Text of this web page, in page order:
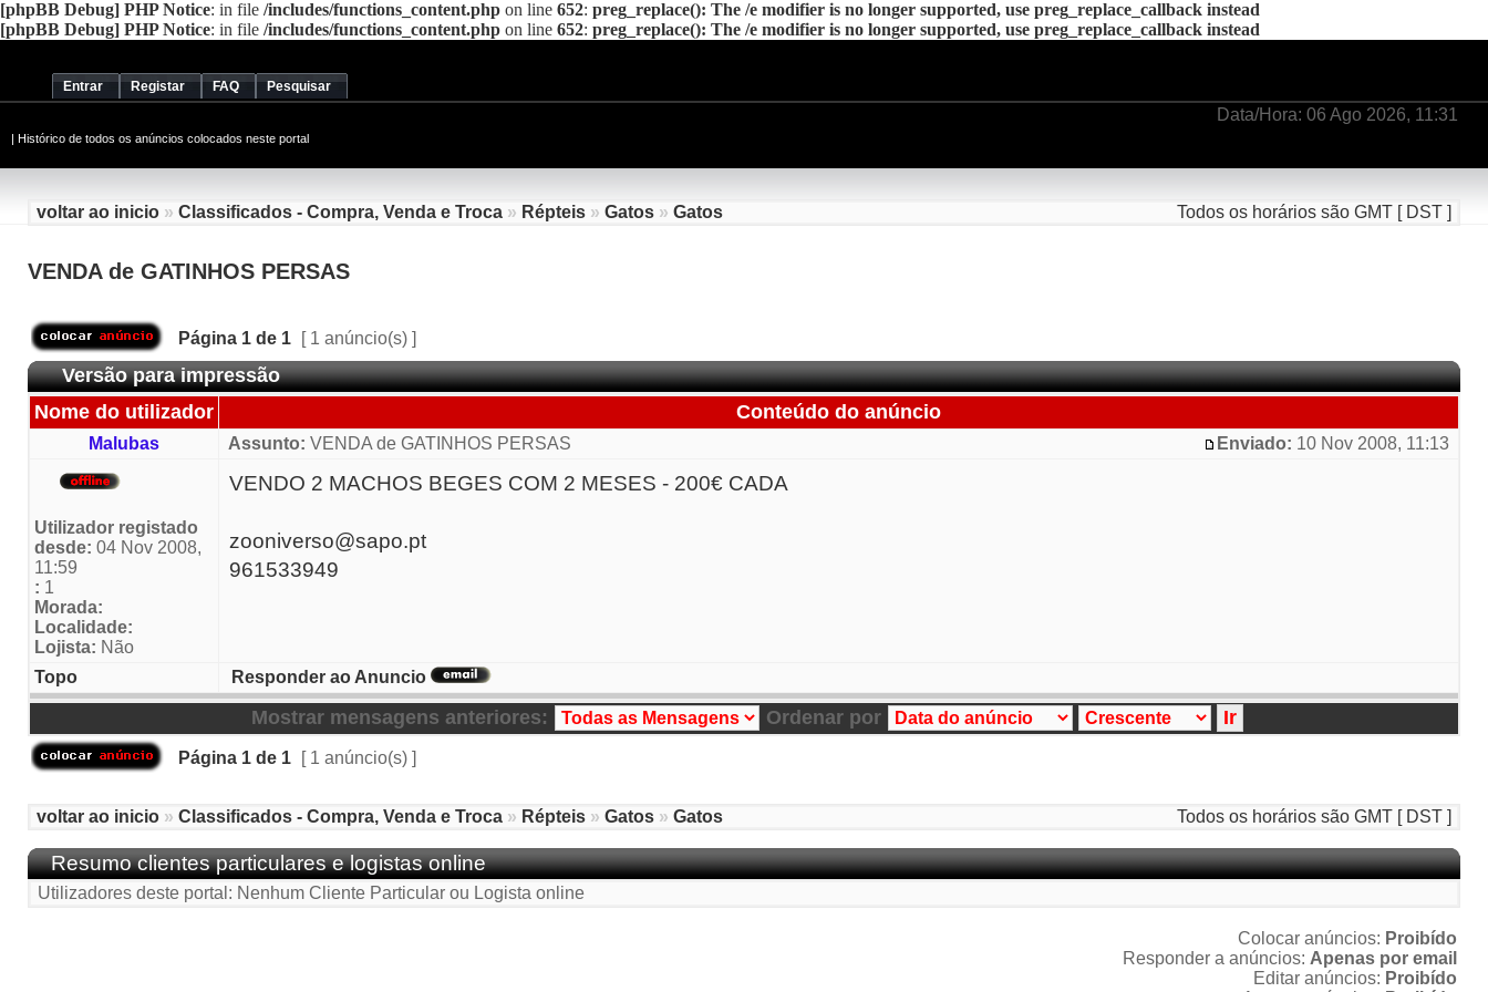
[phpBB Debug] PHP Notice: in file /includes/functions_content.php on line 652: preg_replace(): The /e modifier is no longer supported, use preg_replace_callback instead
[phpBB Debug] PHP Notice: in file /includes/functions_content.php on line 652: preg_replace(): The /e modifier is no longer supported, use preg_replace_callback instead
Entrar Registar FAQ Pesquisar
Data/Hora: 06 Ago 2026, 11:31
| Histórico de todos os anúncios colocados neste portal
voltar ao inicio » Classificados - Compra, Venda e Troca » Répteis » Gatos » Gatos Todos os horários são GMT [ DST ]
VENDA de GATINHOS PERSAS
Página 1 de 1 [ 1 anúncio(s) ]
Versão para impressão
Nome do utilizador
Conteúdo do anúncio
Malubas Assunto: VENDA de GATINHOS PERSAS Enviado: 10 Nov 2008, 11:13
Utilizador registado
desde: 04 Nov 2008,
11:59
: 1
Morada:
Localidade:
Lojista: Não
VENDO 2 MACHOS BEGES COM 2 MESES - 200€ CADA
zooniverso@sapo.pt
961533949
Topo Responder ao Anuncio
Mostrar mensagens anteriores: Ordenar por
Página 1 de 1 [ 1 anúncio(s) ]
voltar ao inicio » Classificados - Compra, Venda e Troca » Répteis » Gatos » Gatos Todos os horários são GMT [ DST ]
Resumo clientes particulares e logistas online
Utilizadores deste portal: Nenhum Cliente Particular ou Logista online
Colocar anúncios: Proibído
Responder a anúncios: Apenas por email
Editar anúncios: Proibído